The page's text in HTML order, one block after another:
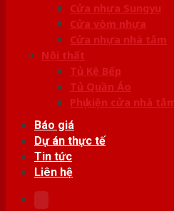
Cửa nhựa Sungyu
Cửa vòm nhựa
Cửa nhựa nhà tắm
Nội thất
Tủ Kệ Bếp
Tủ Quần Áo
Phụ kiện cửa nhà
Báo giá
Dự án thực tế
Tin tức
Liên hệ